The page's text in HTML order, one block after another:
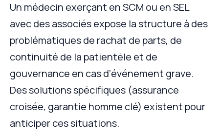
Un médecin exerçant en SCM ou en SEL
avec des associés expose la structure à des
problématiques de rachat de parts, de
continuité de la patientèle et de
gouvernance en cas d’événement grave.
Des solutions spécifiques (assurance
croisée, garantie homme clé) existent pour
anticiper ces situations.